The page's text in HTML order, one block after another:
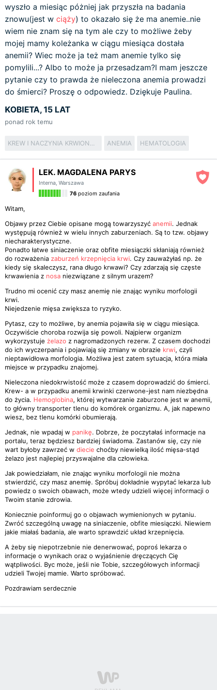
wyszło a miesiąc póżniej jak przyszła na badania
znowu(jest w ciąży) to okazało się że ma anemie..nie
wiem nie znam się na tym ale czy to możliwe żeby
mojej mamy koleżanka w ciągu miesiąca dostała
anemii? Wiec może ja też mam anemie tylko się
pomylili...? Albo to może ja przesadzam?I mam jeszcze
pytanie czy to prawda że nieleczona anemia prowadzi
do śmierci? Proszę o odpowiedz. Dziękuje Paulina.
KOBIETA, 15 LAT
ponad rok temu
KREW I NACZYNIA KRWIONOŚNE ANEMIA HEMATOLOGIA
LEK. MAGDALENA PARYS
Interna, Warszawa
76 poziom zaufania
Witam,
Objawy przez Ciebie opisane mogą towarzyszyć anemii. Jednak
występują również w wielu innych zaburzeniach. Są to tzw. objawy
niecharakterystyczne.
Ponadto łatwe siniaczenie oraz obfite miesiączki skłaniają również
do rozważenia zaburzeń krzepnięcia krwi. Czy zauważyłaś np. że
kiedy się skaleczysz, rana długo krwawi? Czy zdarzają się częste
krwawienia z nosa niezwiązane z silnym urazem?
Trudno mi ocenić czy masz anemię nie znając wyniku morfologii
krwi.
Niejedzenie mięsa zwiększa to ryzyko.
Pytasz, czy to możliwe, by anemia pojawiła się w ciągu miesiąca.
Oczywiście choroba rozwija się powoli. Najpierw organizm
wykorzystuje żelazo z nagromadzonych rezerw. Z czasem dochodzi
do ich wyczerpania i pojawiają się zmiany w obrazie krwi, czyli
nieptawidłowa morfologia. Możliwa jest zatem sytuacja, która miała
miejsce w przypadku znajomej.
Nieleczona niedokrwistość może z czasem doprowadzić do śmierci.
Krew- a w przypadku anemii krwinki czerwone-jest nam niezbędna
do życia. Hemoglobina, której wytwarzanie zaburzone jest w anemii,
to główny transporter tlenu do komórek organizmu. A, jak napewno
wiesz, bez tlenu komórki obumierają.
Jednak, nie wpadaj w panikę. Dobrze, że poczytałaś informacje na
portalu, teraz będziesz bardziej świadoma. Zastanów się, czy nie
wart byłoby zawrzeć w diecie choćby niewielką ilość mięsa-stąd
żelazo jest najlepiej przyswajalne dla człowieka.
Jak powiedziałam, nie znając wyniku morfologii nie można
stwierdzić, czy masz anemię. Spróbuj dokładnie wypytać lekarza lub
powiedz o swoich obawach, może wtedy udzieli więcej informacji o
Twoim stanie zdrowia.
Koniecznie poinformuj go o objawach wymienionych w pytaniu.
Zwróć szczególną uwagę na siniaczenie, obfite miesiączki. Niewiem
jakie miałaś badania, ale warto sprawdzić układ krzepnięcia.
A żeby się niepotrzebnie nie denerwować, poproś lekarza o
informacje o wynikach oraz o wyjaśnienie dręczących Cię
wątpliwości. Byc może, jeśli nie Tobie, szczegółowych informacji
udzieli Twojej mamie. Warto spróbować.
Pozdrawiam serdecznie